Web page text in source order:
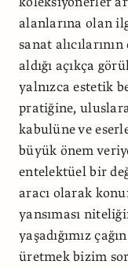
alanlarına olan
sanat
aldığı açıkça
yalnızca estetik
pratiğine,
kabulüne ve
büyük önem
entelektüel bir
aracı olarak
yansıması
yaşadığımız
üretmek bizim